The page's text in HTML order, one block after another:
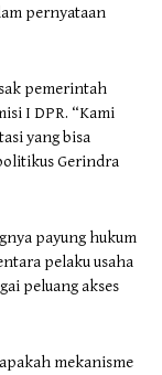
pernyataan
pemerintah
I DPR. “Kami
yang bisa
Gerindra
payung hukum
pelaku usaha
peluang akses
mekanisme